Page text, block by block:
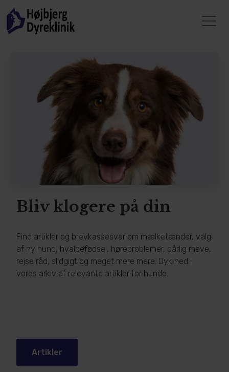
Bliv klogere på din
Find artikler og brevkassesvar om mælketænder, valg
af ny hund, hvalpefødsel, høreproblemer, dårlig mave,
rejse råd, slidgigt og meget mere mere. Dyk ned i
vores arkiv af relevante artikler for hunde.
Artikler